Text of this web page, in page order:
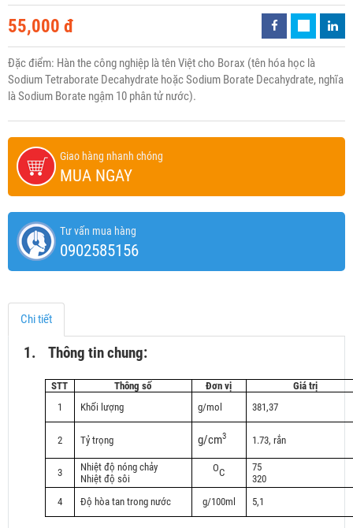
55,000 đ
Đặc điểm: Hàn the công nghiệp là tên Việt cho Borax (tên hóa học là
Sodium Tetraborate Decahydrate hoặc Sodium Borate Decahydrate, nghĩa
là Sodium Borate ngậm 10 phân tử nước).
Giao hàng nhanh chóng
MUA NGAY
Tư vấn mua hàng
0902585156
Chi tiết
1. Thông tin chung:
STT Thông số Đơn vị
Giá trị
1
Khối lượng g/mol 381,37
2 Tỷ trọng g/cm3 1.73, rắn
3
Nhiệt độ nóng chảy
Nhiệt độ sôi
OC
75
320
4
Độ hòa tan trong nước g/100ml 5,1